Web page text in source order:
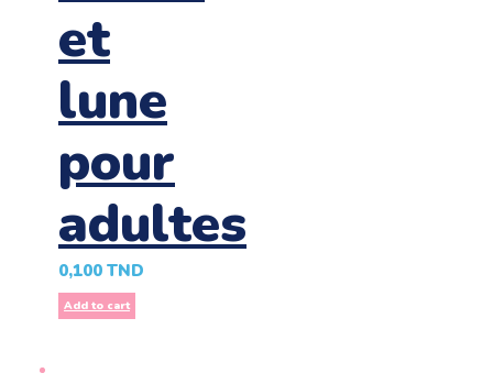
et
lune
pour
adultes
0,100 TND
Add to cart